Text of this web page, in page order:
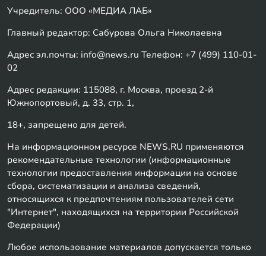
Учредитель: ООО «МЕДИА ЛАБ»
Главный редактор: Сабурова Ольга Николаевна
Адрес эл.почты: info@news.ru Телефон: +7 (499) 110-01-
02
Адрес редакции: 115088, г. Москва, проезд 2-й
Южнопортовый, д. 33, стр. 1,
18+, запрещено для детей.
На информационном ресурсе NEWS.RU применяются
рекомендательные технологии (информационные
технологии предоставления информации на основе
сбора, систематизации и анализа сведений,
относящихся к предпочтениям пользователей сети
"Интернет", находящихся на территории Российской
Федерации)
Любое использование материалов допускается только